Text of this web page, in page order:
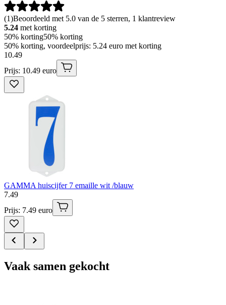
(1)Beoordeeld met 5.0 van de 5 sterren, 1 klantreview
5.24 met korting
50% korting50% korting
50% korting, voordeelprijs: 5.24 euro met korting
10.49
Prijs: 10.49 euro
GAMMA huiscijfer 7 emaille wit /blauw
7.49
Prijs: 7.49 euro
Vaak samen gekocht